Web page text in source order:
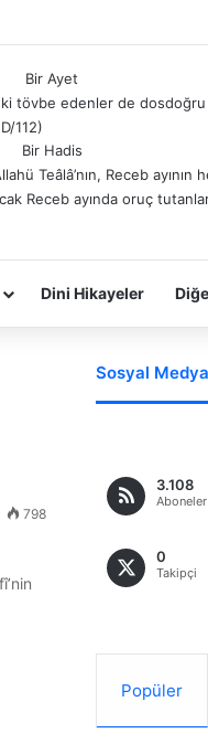
Bir Ayet
tövbe edenler de
112)
Bir Hadis
Teâlâ’nın, Receb
Receb ayında oruç
Dini Hikayeler
798
Sosyal Medya
3.108
Aboneler
0
Takipçi
Popüler